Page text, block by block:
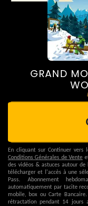
GRAND
En cliquant surContinuer vers
Conditions Générales de Vente
des vidéos & astuces autour
télécharger et l'accès à une
Pass. Abonnement
automatiquement par tacite
mobile, box ou Carte Bancaire.
rétractation pendant 14 jours